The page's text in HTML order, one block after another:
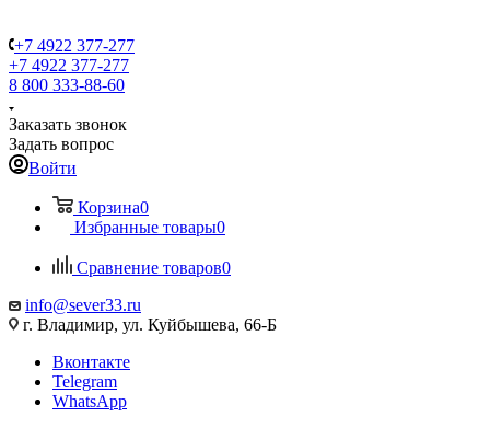
+7 4922 377-277
+7 4922 377-277
8 800 333-88-60
Заказать звонок
Задать вопрос
Войти
Корзина0
Избранные товары0
Сравнение товаров0
info@sever33.ru
г. Владимир, ул. Куйбышева, 66-Б
Вконтакте
Telegram
WhatsApp